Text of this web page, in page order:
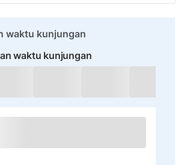
waktu kunjungan
waktu kunjungan